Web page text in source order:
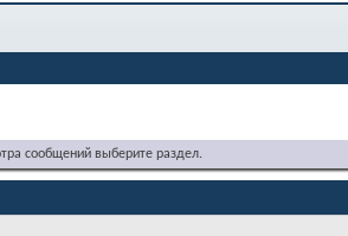
сообщений выберите раздел.